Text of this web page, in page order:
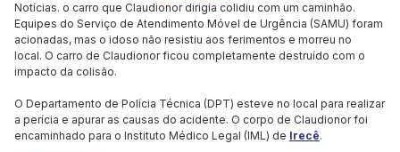
Notícias. o carro que Claudionor dirigia colidiu com um caminhão.
Equipes do Serviço de Atendimento Móvel de Urgência (SAMU) foram
acionadas, mas o idoso não resistiu aos ferimentos e morreu no
local. O carro de Claudionor ficou completamente destruído com o
impacto da colisão.
O Departamento de Polícia Técnica (DPT) esteve no local para realizar
a perícia e apurar as causas do acidente. O corpo de Claudionor foi
encaminhado para o Instituto Médico Legal (IML) de Irecê.